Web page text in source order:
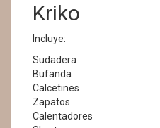
Kriko
Incluye:
Sudadera
Bufanda
Calcetines
Zapatos
Calentadores